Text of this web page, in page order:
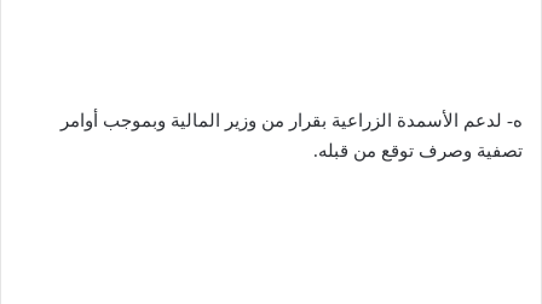
ه- لدعم الأسمدة الزراعية بقرار من وزير المالية وبموجب أوامر
تصفية وصرف توقع من قبله.